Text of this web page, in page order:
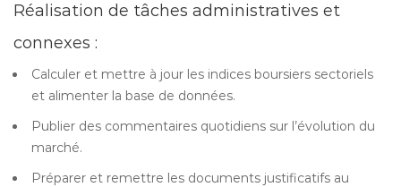
Réalisation de tâches administratives et
connexes :
Calculer et mettre à jour les indices boursiers sectoriels
et alimenter la base de données.
Publier des commentaires quotidiens sur l’évolution du
marché.
Préparer et remettre les documents justificatifs au